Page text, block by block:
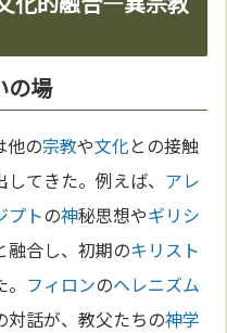
の場
他の宗教や文化との接触
てきた。例えば、 アレ
プトの神秘思想やギリシ
融合し、初期のキリスト
フィロンのヘレニズム
対話が、教父たちの神学